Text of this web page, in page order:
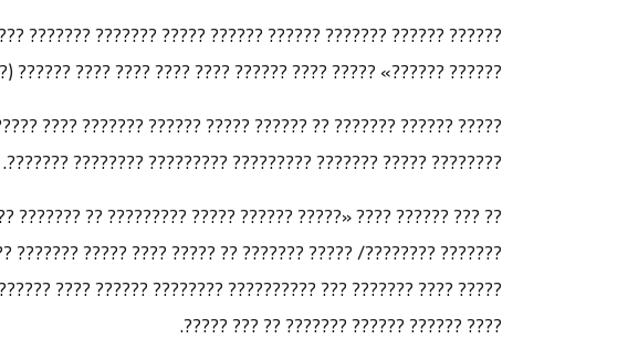
????? ??????? ??????? ???? ????? «?????? ???? ?????? ?????
??????» ????? ???? ?????? ???? ???? ???? ???? ?????? (?).
?????? ??????? ???? ?????? ??????? ????? ??? ????? ??????
???????? ????? ??????? ????????? ????????? ???????? ???????.
????????? ?? ??????? ?? ???????» ???? ??? ????/ ???????????
?????? ???? ?????? ?? ?????? ????? ??? ?????? ????? ????
???? ?????? ?????? ??????? ?? ??? ?????.